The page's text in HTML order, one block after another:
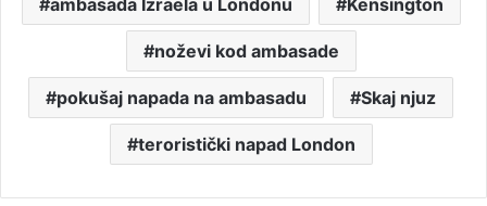
noževi kod ambasade
pokušaj napada na ambasadu Skaj njuz
teroristički napad London